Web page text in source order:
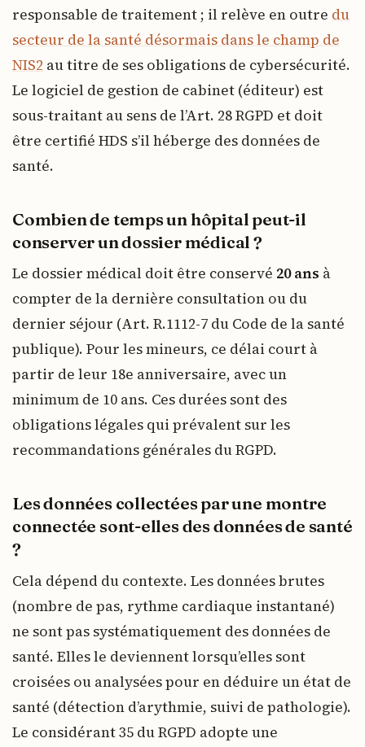
responsable de traitement ; il relève en outre du
secteur de la santé désormais dans le champ de
NIS2 au titre de ses obligations de cybersécurité.
Le logiciel de gestion de cabinet (éditeur) est
sous-traitant au sens de l’Art. 28 RGPD et doit
être certifié HDS s’il héberge des données de
santé.
Combien de temps un hôpital peut-il
conserver un dossier médical ?
Le dossier médical doit être conservé 20 ans à
compter de la dernière consultation ou du
dernier séjour (Art. R.1112-7 du Code de la santé
publique). Pour les mineurs, ce délai court à
partir de leur 18e anniversaire, avec un
minimum de 10 ans. Ces durées sont des
obligations légales qui prévalent sur les
recommandations générales du RGPD.
Les données collectées par une montre
connectée sont-elles des données de santé
?
Cela dépend du contexte. Les données brutes
(nombre de pas, rythme cardiaque instantané)
ne sont pas systématiquement des données de
santé. Elles le deviennent lorsqu’elles sont
croisées ou analysées pour en déduire un état de
santé (détection d’arythmie, suivi de pathologie).
Le considérant 35 du RGPD adopte une